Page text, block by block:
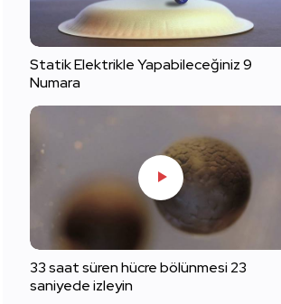
Statik Elektrikle Yapabileceğiniz 9
Numara
33 saat süren hücre bölünmesi 23
saniyede izleyin